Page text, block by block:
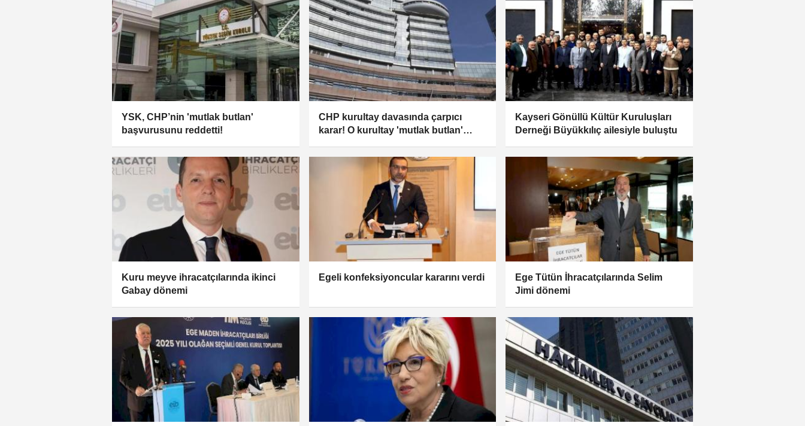
YSK, CHP’nin 'mutlak butlan'
başvurusunu reddetti!
CHP kurultay davasında çarpıcı
karar! O kurultay 'mutlak butlan'
Kayseri Gönüllü Kültür Kuruluşları
Derneği Büyükkılıç ailesiyle buluştu
Kuru meyve ihracatçılarında ikinci
Gabay dönemi
Egeli konfeksiyoncular kararını verdi
Ege Tütün İhracatçılarında Selim
Jimi dönemi